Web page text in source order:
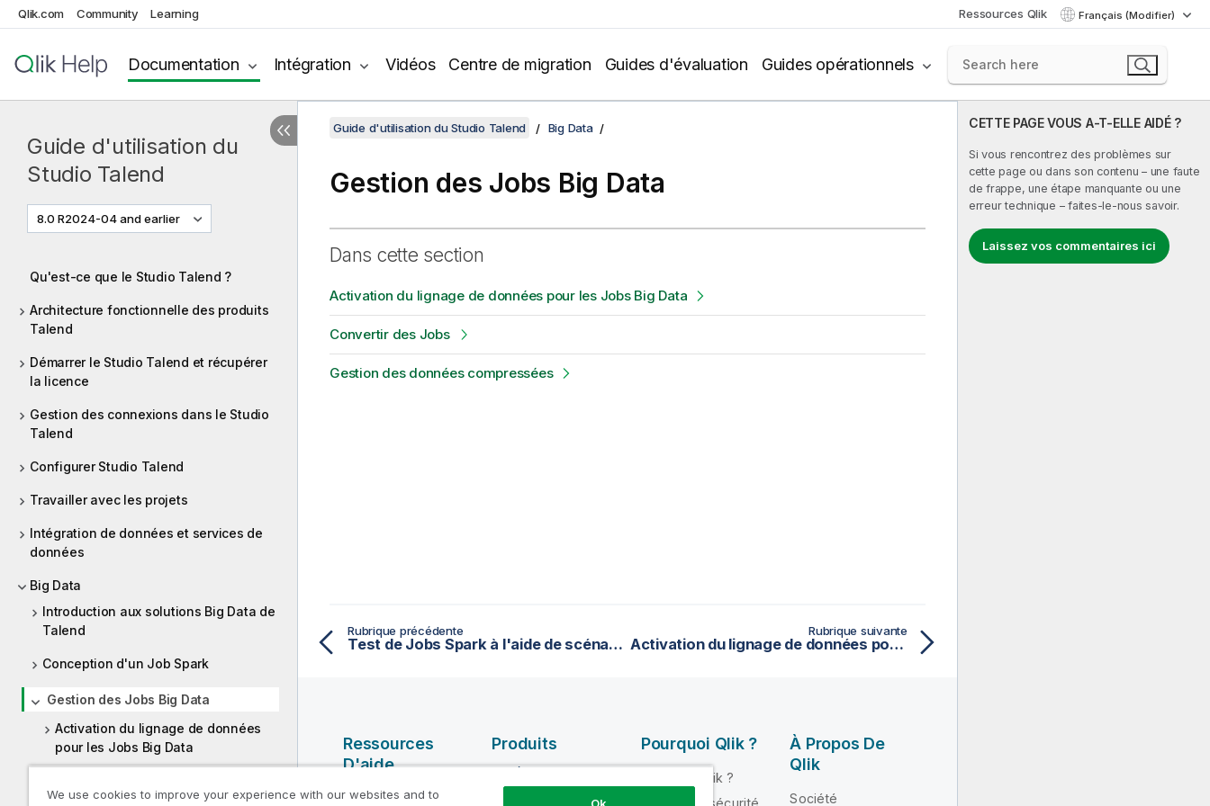
Qlik.com Community Learning Ressources Qlik Français (Modifier)
Documentation Intégration Vidéos Centre de migration Guides d'évaluation Guides opérationnels
Guide d'utilisation du
Studio Talend
8.0 R2024-04 and earlier
Qu'est-ce que le Studio Talend ?
Architecture fonctionnelle des produits
Talend
Démarrer le Studio Talend et récupérer
la licence
Gestion des connexions dans le Studio
Talend
Configurer Studio Talend
Travailler avec les projets
Intégration de données et services de
données
Big Data
Introduction aux solutions Big Data de
Talend
Conception d'un Job Spark
Gestion des Jobs Big Data
Activation du lignage de données
pour les Jobs Big Data
CETTE PAGE VOUS A-T-ELLE AIDÉ ?
Si vous rencontrez des problèmes sur
cette page ou dans son contenu – une faute
de frappe, une étape manquante ou une
erreur technique – faites-le-nous savoir.
Laissez vos commentaires ici
Guide d'utilisation du Studio Talend Big Data
Gestion des Jobs Big Data
Dans cette section
Activation du lignage de données pour les Jobs Big Data
Convertir des Jobs
Gestion des données compressées
Rubrique précédente
Test de Jobs Spark à l'aide de scénarios de test
Rubrique suivante
Activation du lignage de données pour les Jobs Big Data
Ressources
D'aide
Vidéos Qlik Help
Produits
QUALITÉ DE
Pourquoi Qlik ?
Pourquoi Qlik ?
Fiabilité et sécurité
À Propos De
Qlik
Société
We use cookies to improve your experience with our websites and to